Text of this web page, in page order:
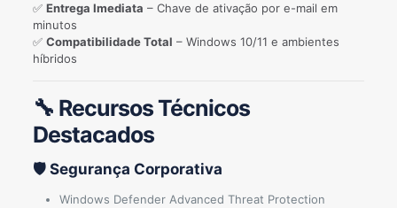
✅ Entrega Imediata – Chave de ativação por e-mail em
minutos
✅ Compatibilidade Total – Windows 10/11 e ambientes
híbridos
🔧 Recursos Técnicos
Destacados
🛡️ Segurança Corporativa
Windows Defender Advanced Threat Protection